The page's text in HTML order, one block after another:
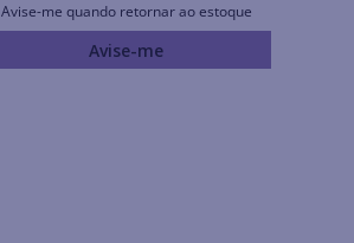
Avise-me quando retornar ao estoque
Avise-me